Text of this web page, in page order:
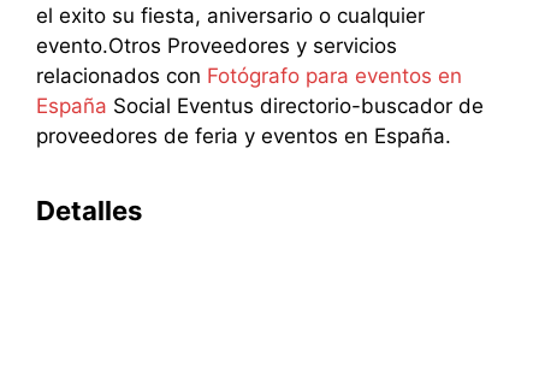
el exito su fiesta, aniversario o cualquier
evento.Otros Proveedores y servicios
relacionados con Fotógrafo para eventos en
España Social Eventus directorio-buscador de
proveedores de feria y eventos en España.
Detalles